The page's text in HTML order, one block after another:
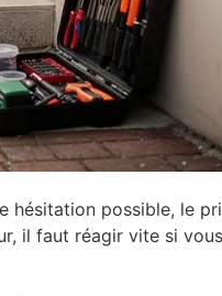
hésitation possible, le
il faut réagir vite si